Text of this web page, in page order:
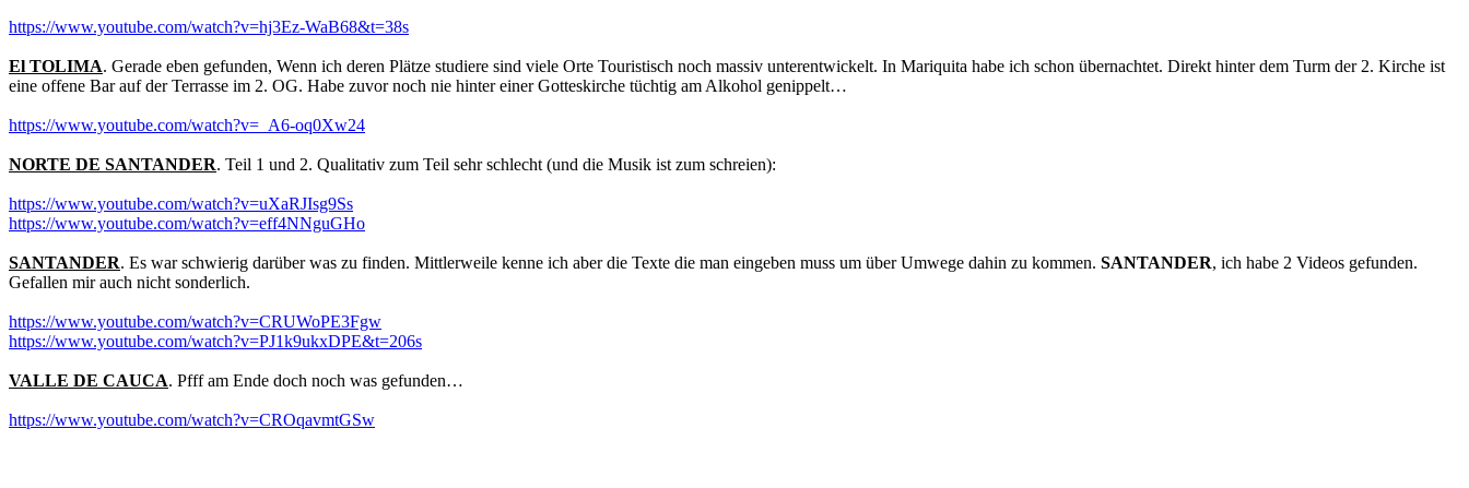
https://www.youtube.com/watch?v=hj3Ez-WaB68&t=38s
El TOLIMA. Gerade eben gefunden, Wenn ich deren Plätze studiere sind viele Orte Touristisch noch massiv unterentwickelt. In Mariquita habe ich schon übernachtet. Direkt hinter dem Turm der 2. Kirche ist
eine offene Bar auf der Terrasse im 2. OG. Habe zuvor noch nie hinter einer Gotteskirche tüchtig am Alkohol genippelt…
https://www.youtube.com/watch?v=_A6-oq0Xw24
NORTE DE SANTANDER. Teil 1 und 2. Qualitativ zum Teil sehr schlecht (und die Musik ist zum schreien):
https://www.youtube.com/watch?v=uXaRJIsg9Ss
https://www.youtube.com/watch?v=eff4NNguGHo
SANTANDER. Es war schwierig darüber was zu finden. Mittlerweile kenne ich aber die Texte die man eingeben muss um über Umwege dahin zu kommen. SANTANDER, ich habe 2 Videos gefunden.
Gefallen mir auch nicht sonderlich.
https://www.youtube.com/watch?v=CRUWoPE3Fgw
https://www.youtube.com/watch?v=PJ1k9ukxDPE&t=206s
VALLE DE CAUCA. Pfff am Ende doch noch was gefunden…
https://www.youtube.com/watch?v=CROqavmtGSw